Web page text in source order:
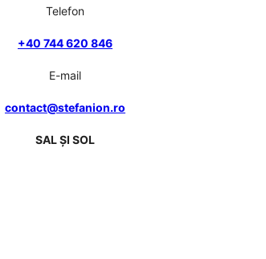
Telefon
+40 744 620 846
E-mail
contact@stefanion.ro
SAL ȘI SOL